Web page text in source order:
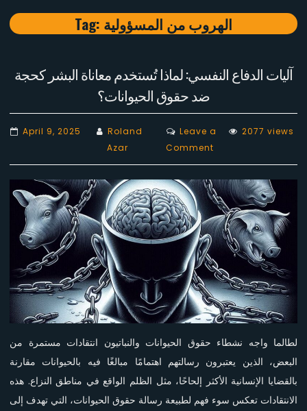
Tag: الهروب من المسؤولية
آليات الدفاع النفسي: لماذا تُستخدم معاناة البشر كحجة
ضد حقوق الحيوانات؟
April 9, 2025
Roland
Azar
Leave a
Commenton
آليات
الدفاع
النفسي:
لماذا
تُستخدم
معاناة
البشر
كحجة
ضد
حقوق
2077 views
لطالما واجه نشطاء حقوق الحيوانات والنباتيون انتقادات مستمرة من
البعض، الذين يعتبرون رسالتهم اهتمامًا مبالغًا فيه بالحيوانات مقارنة
بالقضايا الإنسانية الأكثر إلحاحًا، مثل الظلم الواقع في مناطق النزاع. هذه
الانتقادات تعكس سوء فهم لطبيعة رسالة حقوق الحيوانات، التي تهدف إلى